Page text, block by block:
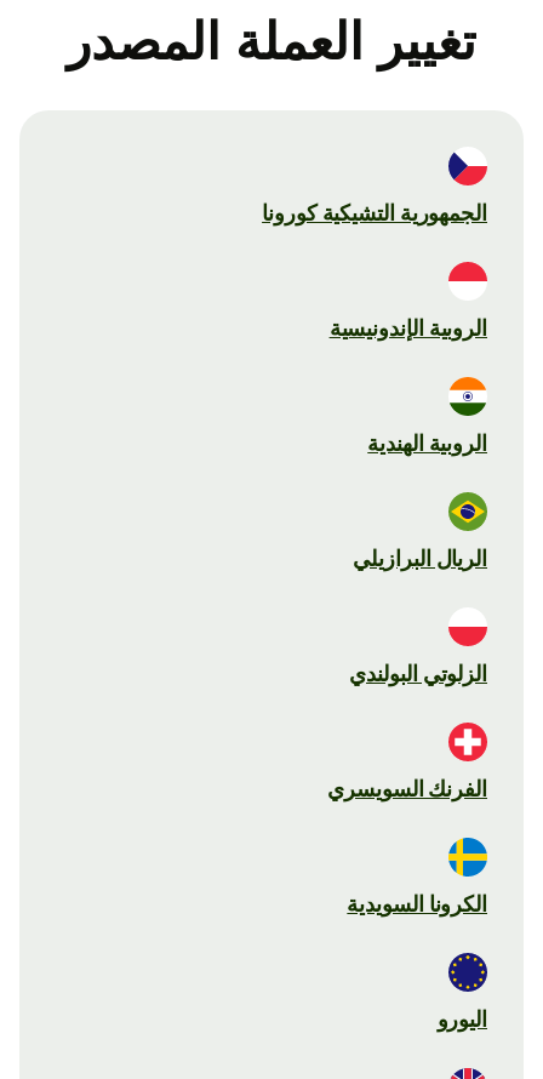
تغيير العملة المصدر
الجمهورية التشيكية كورونا
الروبية الإندونيسية
الروبية الهندية
الريال البرازيلي
الزلوتي البولندي
الفرنك السويسري
الكرونا السويدية
اليورو